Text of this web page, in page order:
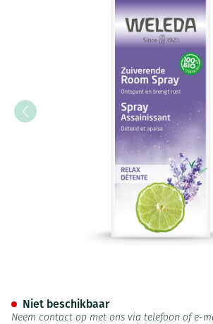
Niet beschikbaar
Neem contact op met ons via telefoon of e-